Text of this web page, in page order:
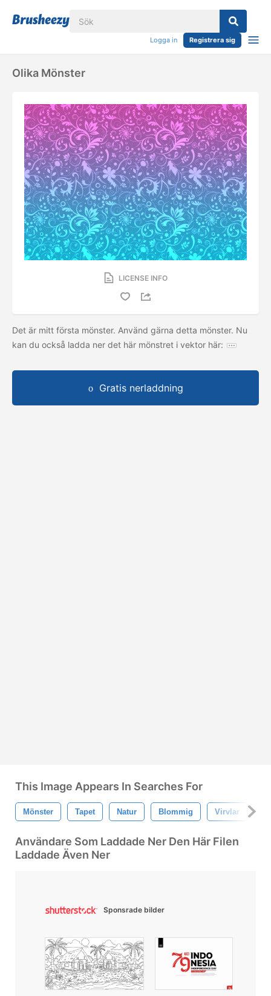
Logga in Registrera sig
Olika Mönster
LICENSE INFO
Det är mitt första mönster. Använd gärna detta mönster. Nu
kan du också ladda ner det här mönstret i vektor här:
Gratis nerladdning
This Image Appears In Searches For
Mönster Tapet Natur Blommig Virvlar
Användare Som Laddade Ner Den Här Filen
Laddade Även Ner
Sponsrade bilder